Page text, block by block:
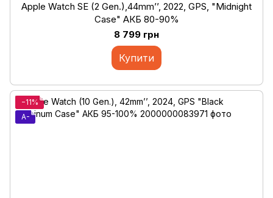
Apple Watch SE (2 Gen.),44mm’’, 2022, GPS, "Midnight
Case" АКБ 80-90%
8 799 грн
Купити
−11%
A-